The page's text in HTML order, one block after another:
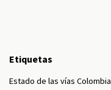
Etiquetas
Estado de las vías Colombia